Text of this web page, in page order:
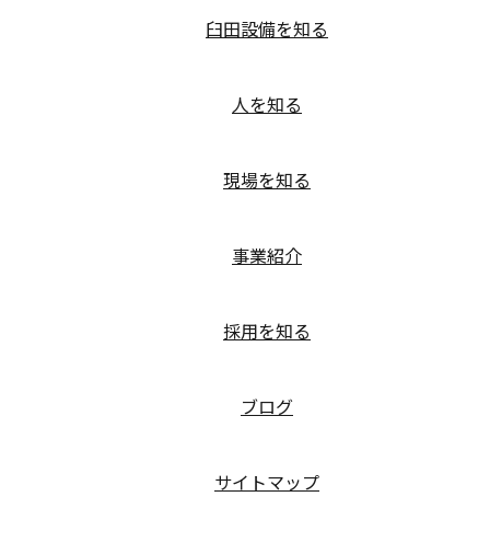
臼田設備を知る
人を知る
現場を知る
事業紹介
採用を知る
ブログ
サイトマップ